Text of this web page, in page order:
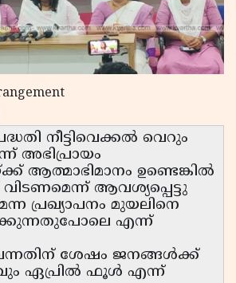
നീട്ടിവെക്കൽ വെറും
അഭിപ്രായം
ആത്മാഭിമാനം ഉണ്ടെങ്കിൽ
ആവശ്യപ്പെട്ടു
പ്രഖ്യാപനം മുയലിനെ
എന്ന്
ശേഷം ജനങ്ങൾക്ക്
ഏപ്രിൽ ഫൂൾ എന്ന്